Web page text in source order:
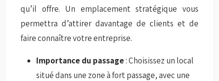
qu’il offre. Un emplacement stratégique vous
permettra d’attirer davantage de clients et de
faire connaître votre entreprise.
Importance du passage: Choisissez un local
situé dans une zone à fort passage, avec une